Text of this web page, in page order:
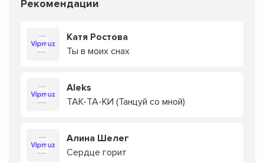
Рекомендации
Катя Ростова
Ты в моих снах
Aleks
ТАК-ТА-КИ (Танцуй со мной)
Алина Шелег
Сердце горит